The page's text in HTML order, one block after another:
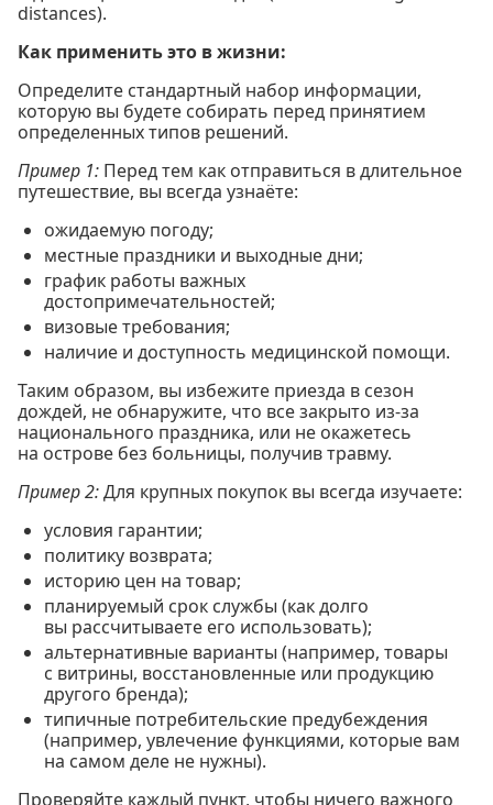
distances).
Как применить это в жизни:
Определите стандартный набор информации,
которую вы будете собирать перед принятием
определенных типов решений.
Пример 1: Перед тем как отправиться в длительное
путешествие, вы всегда узнаёте:
ожидаемую погоду;
местные праздники и выходные дни;
график работы важных
достопримечательностей;
визовые требования;
наличие и доступность медицинской помощи.
Таким образом, вы избежите приезда в сезон
дождей, не обнаружите, что все закрыто из-за
национального праздника, или не окажетесь
на острове без больницы, получив травму.
Пример 2:Для крупных покупок вы всегда изучаете:
условия гарантии;
политику возврата;
историю цен на товар;
планируемый срок службы (как долго
вы рассчитываете его использовать);
альтернативные варианты (например, товары
с витрины, восстановленные или продукцию
другого бренда);
типичные потребительские предубеждения
(например, увлечение функциями, которые вам
на самом деле не нужны).
Проверяйте каждый пункт, чтобы ничего важного